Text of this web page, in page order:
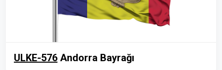
ULKE-576 Andorra Bayrağı